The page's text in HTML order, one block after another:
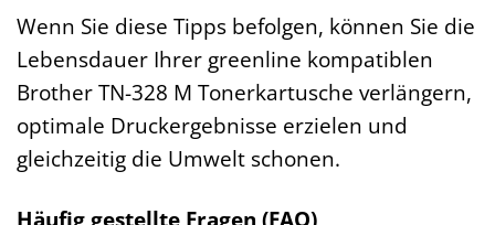
Wenn Sie diese Tipps befolgen, können Sie die
Lebensdauer Ihrer greenline kompatiblen
Brother TN-328 M Tonerkartusche verlängern,
optimale Druckergebnisse erzielen und
gleichzeitig die Umwelt schonen.